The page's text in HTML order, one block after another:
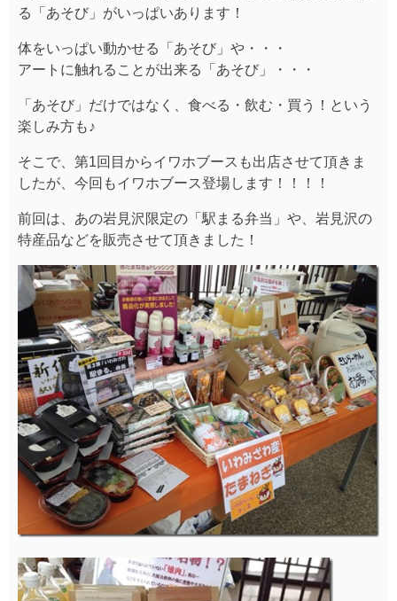
る「あそび」がいっぱいあります！
体をいっぱい動かせる「あそび」や・・・
アートに触れることが出来る「あそび」・・・
「あそび」だけではなく、食べる・飲む・買う！という
楽しみ方も♪
そこで、第1回目からイワホブースも出店させて頂きま
したが、今回もイワホブース登場します！！！！
前回は、あの岩見沢限定の「駅まる弁当」や、岩見沢の
特産品などを販売させて頂きました！